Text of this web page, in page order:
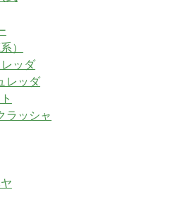
）
ッダ
レッダ
ラッシャ